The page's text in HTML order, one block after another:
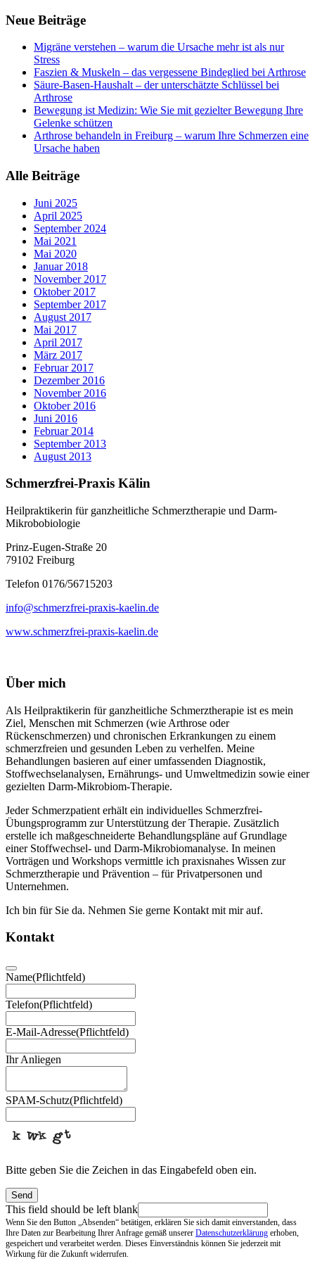
Neue Beiträge
Migräne verstehen – warum die Ursache mehr ist als nur
Stress
Faszien & Muskeln – das vergessene Bindeglied bei Arthrose
Säure-Basen-Haushalt – der unterschätzte Schlüssel bei
Arthrose
Bewegung ist Medizin: Wie Sie mit gezielter Bewegung Ihre
Gelenke schützen
Arthrose behandeln in Freiburg – warum Ihre Schmerzen eine
Ursache haben
Alle Beiträge
Juni 2025
April 2025
September 2024
Mai 2021
Mai 2020
Januar 2018
November 2017
Oktober 2017
September 2017
August 2017
Mai 2017
April 2017
März 2017
Februar 2017
Dezember 2016
November 2016
Oktober 2016
Juni 2016
Februar 2014
September 2013
August 2013
Schmerzfrei-Praxis Kälin
Heilpraktikerin für ganzheitliche Schmerztherapie und Darm-
Mikrobobiologie
Prinz-Eugen-Straße 20
79102 Freiburg
Telefon 0176/56715203
info@schmerzfrei-praxis-kaelin.de
www.schmerzfrei-praxis-kaelin.de
Über mich
Als Heilpraktikerin für ganzheitliche Schmerztherapie ist es mein
Ziel, Menschen mit Schmerzen (wie Arthrose oder
Rückenschmerzen) und chronischen Erkrankungen zu einem
schmerzfreien und gesunden Leben zu verhelfen. Meine
Behandlungen basieren auf einer umfassenden Diagnostik,
Stoffwechselanalysen, Ernährungs- und Umweltmedizin sowie einer
gezielten Darm-Mikrobiom-Therapie.
Jeder Schmerzpatient erhält ein individuelles Schmerzfrei-
Übungsprogramm zur Unterstützung der Therapie. Zusätzlich
erstelle ich maßgeschneiderte Behandlungspläne auf Grundlage
einer Stoffwechsel- und Darm-Mikrobiomanalyse. In meinen
Vorträgen und Workshops vermittle ich praxisnahes Wissen zur
Schmerztherapie und Prävention – für Privatpersonen und
Unternehmen.
Ich bin für Sie da. Nehmen Sie gerne Kontakt mit mir auf.
Kontakt
Name(Pflichtfeld)
Telefon(Pflichtfeld)
E-Mail-Adresse(Pflichtfeld)
Ihr Anliegen
SPAM-Schutz(Pflichtfeld)
Bitte geben Sie die Zeichen in das Eingabefeld oben ein.
Send
This field should be left blank
Wenn Sie den Button „Absenden“ betätigen, erklären Sie sich damit einverstanden, dass
Ihre Daten zur Bearbeitung Ihrer Anfrage gemäß unserer Datenschutzerklärung erhoben,
gespeichert und verarbeitet werden. Dieses Einverständnis können Sie jederzeit mit
Wirkung für die Zukunft widerrufen.